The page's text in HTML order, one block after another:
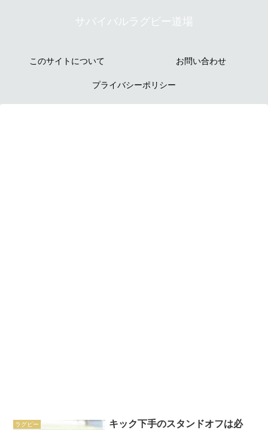
サバイバルラグビー道場
このサイトについて お問い合わせ
プライバシーポリシー
ラグビー
キック下手のスタンドオフは必